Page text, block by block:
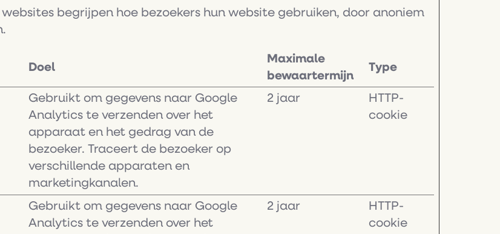
begrijpen hoe bezoekers hun website gebruiken, door anoniem
Doel
Maximale
bewaartermijn
Type
Gebruikt om gegevens naar Google
Analytics te verzenden over het
apparaat en het gedrag van de
bezoeker. Traceert de bezoeker op
verschillende apparaten en
marketingkanalen.
2 jaar
HTTP-
cookie
Gebruikt om gegevens naar Google
Analytics te verzenden over het
2 jaar
HTTP-
cookie